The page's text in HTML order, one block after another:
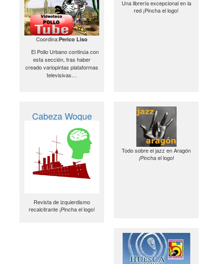
Coordina:Perico Liso
El Pollo Urbano continúa con
esta sección, tras haber
creado variopintas plataformas
televisivas…
Una librería excepcional en la
red ¡Pincha el logo!
Cabeza Woque
Revista de izquierdismo
recalcitrante ¡Pincha el logo!
Todo sobre el jazz en Aragón
¡Pincha el logo!